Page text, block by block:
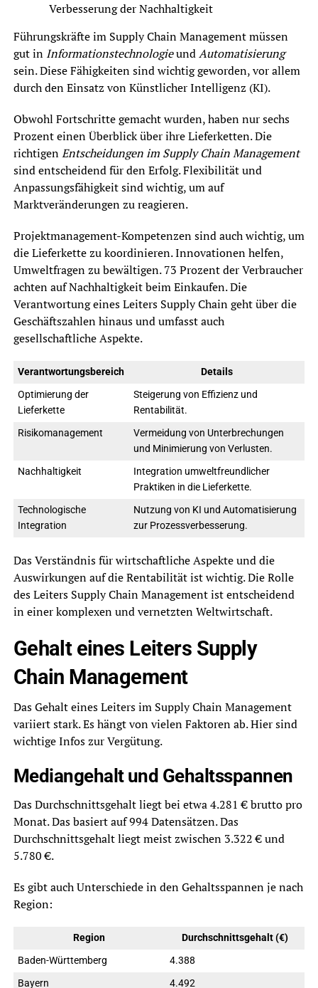
Verbesserung der Nachhaltigkeit
Führungskräfte im Supply Chain Management müssen
gut in InformationstechnologieundAutomatisierung
sein. Diese Fähigkeiten sind wichtig geworden, vor allem
durch den Einsatz von Künstlicher Intelligenz (KI).
Obwohl Fortschritte gemacht wurden, haben nur sechs
Prozent einen Überblick über ihre Lieferketten. Die
richtigenEntscheidungen im Supply Chain Management
sind entscheidend für den Erfolg. Flexibilität und
Anpassungsfähigkeit sind wichtig, um auf
Marktveränderungen zu reagieren.
Projektmanagement-Kompetenzen sind auch wichtig, um
die Lieferkette zu koordinieren. Innovationen helfen,
Umweltfragen zu bewältigen. 73 Prozent der Verbraucher
achten auf Nachhaltigkeit beim Einkaufen. Die
Verantwortung eines Leiters Supply Chain geht über die
Geschäftszahlen hinaus und umfasst auch
gesellschaftliche Aspekte.
Verantwortungsbereich
Details
Optimierung der
Lieferkette
Steigerung von Effizienz und
Rentabilität.
Risikomanagement
Vermeidung von Unterbrechungen
und Minimierung von Verlusten.
Nachhaltigkeit
Integration umweltfreundlicher
Praktiken in die Lieferkette.
Technologische
Integration
Nutzung von KI und Automatisierung
zur Prozessverbesserung.
Das Verständnis für wirtschaftliche Aspekte und die
Auswirkungen auf die Rentabilität ist wichtig. Die Rolle
des Leiters Supply Chain Management ist entscheidend
in einer komplexen und vernetzten Weltwirtschaft.
Gehalt eines Leiters Supply
Chain Management
Das Gehalt eines Leiters im Supply Chain Management
variiert stark. Es hängt von vielen Faktoren ab. Hier sind
wichtige Infos zur Vergütung.
Mediangehalt und Gehaltsspannen
Das Durchschnittsgehalt liegt bei etwa 4.281 € brutto pro
Monat. Das basiert auf 994 Datensätzen. Das
Durchschnittsgehalt liegt meist zwischen 3.322 € und
5.780 €.
Es gibt auch Unterschiede in den Gehaltsspannen je nach
Region:
Region
Durchschnittsgehalt (€)
Baden-Württemberg
4.388
Bayern
4.492